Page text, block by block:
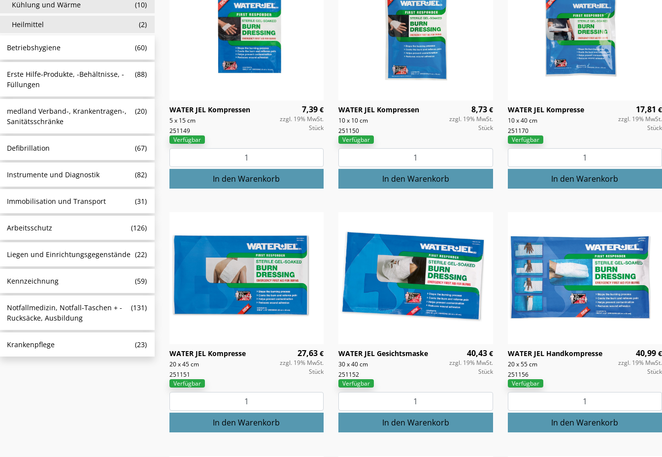
Kühlung und Wärme (10)
Heilmittel (2)
Betriebshygiene (60)
Erste Hilfe-Produkte, -Behältnisse, -
Füllungen
(88)
medland Verband-, Krankentragen-,
Sanitätsschränke
(20)
Defibrillation (67)
Instrumente und Diagnostik (82)
Immobilisation und Transport (31)
Arbeitsschutz (126)
Liegen und Einrichtungsgegenstände (22)
Kennzeichnung (59)
Notfallmedizin, Notfall-Taschen + -
Rucksäcke, Ausbildung
(131)
Krankenpflege (23)
WATER JEL Kompressen
5 x 15 cm
251149
7,39 €
zzgl. 19% MwSt.
Stück
Verfügbar
WATER JEL Kompressen
10 x 10 cm
251150
8,73 €
zzgl. 19% MwSt.
Stück
Verfügbar
WATER JEL Kompresse
10 x 40 cm
251170
17,81 €
zzgl. 19% MwSt.
Stück
Verfügbar
WATER JEL Kompresse
20 x 45 cm
251151
27,63 €
zzgl. 19% MwSt.
Stück
Verfügbar
WATER JEL Gesichtsmaske
30 x 40 cm
251152
40,43 €
zzgl. 19% MwSt.
Stück
Verfügbar
WATER JEL Handkompresse
20 x 55 cm
251156
40,99 €
zzgl. 19% MwSt.
Stück
Verfügbar